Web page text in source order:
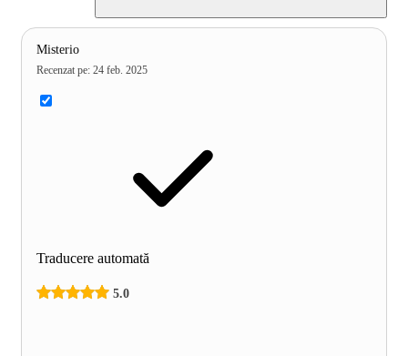
Misterio
Recenzat pe: 24 feb. 2025
Traducere automată
5.0